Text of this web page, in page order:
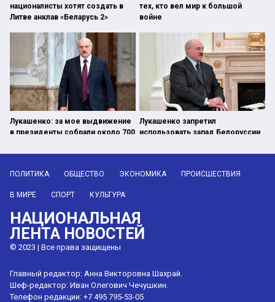
националисты хотят создать в
Литве анклав «Беларусь 2»
тех, кто вел мир к большой
войне
Лукашенко: за мое выдвижение
в президенты собрали около 700
Лукашенко запретил
использовать запад Белоруссии
ПОЛИТИКА ОБЩЕСТВО ЭКОНОМИКА ПРОИСШЕСТВИЯ
В МИРЕ СПОРТ КУЛЬТУРА
НАЦИОНАЛЬНАЯ
ЛЕНТА НОВОСТЕЙ
© 2023 | Все права защищены
Главный редактор: Анна Викторовна Шахрай.
Шеф-редактор: Иван Олегович Чечушкин.
Телефон редакции: +7 495 795-53-05